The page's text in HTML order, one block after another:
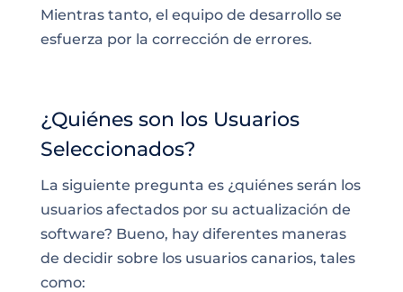
Mientras tanto, el equipo de desarrollo se
esfuerza por la corrección de errores.
¿Quiénes son los Usuarios
Seleccionados?
La siguiente pregunta es ¿quiénes serán los
usuarios afectados por su actualización de
software? Bueno, hay diferentes maneras
de decidir sobre los usuarios canarios, tales
como: